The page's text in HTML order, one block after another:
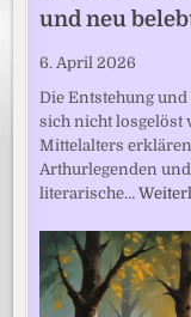
und neu
6. April 2026
Die Entstehung
sich nicht losgelöst
Mittelalters
Arthurlegenden
literarische…